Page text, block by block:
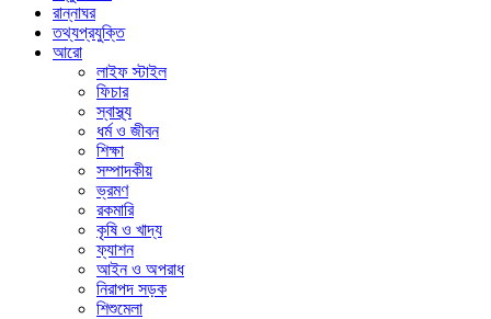
রান্নাঘর
তথ্যপ্রযুক্তি
আরো
লাইফ স্টাইল
ফিচার
স্বাস্থ্য
ধর্ম ও জীবন
শিক্ষা
সম্পাদকীয়
ভ্রমণ
রকমারি
কৃষি ও খাদ্য
ফ্যাশন
আইন ও অপরাধ
নিরাপদ সড়ক
শিশুমেলা